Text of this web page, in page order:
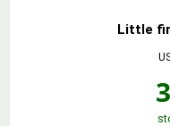
Little